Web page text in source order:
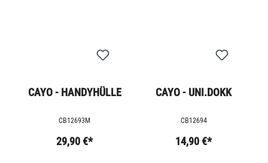
CAYO - HANDYHÜLLE
CB12693M
29,90 €*
CAYO - UNI.DOKK
CB12694
14,90 €*